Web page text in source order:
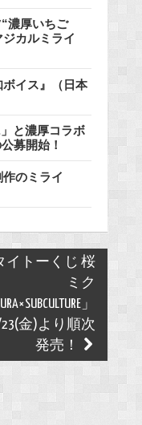
濃厚いちご
カルミライ
イス』（日本
と濃厚コラボ
募開始！
作のミライ
イトーくじ 桜
ミク
」
金)より順次
発売！